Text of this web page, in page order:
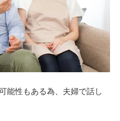
能性もある為、夫婦で話し